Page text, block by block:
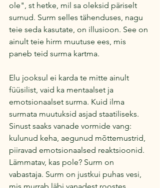
ole", st hetke, mil sa oleksid päriselt
surnud. Surm selles tähenduses, nagu
teie seda kasutate, on illusioon. See on
ainult teie hirm muutuse ees, mis
paneb teid surma kartma.
Elu jooksul ei karda te mitte ainult
füüsilist, vaid ka mentaalset ja
emotsionaalset surma. Kuid ilma
surmata muutuksid asjad staatiliseks.
Sinust saaks vanade vormide vang:
kulunud keha, aegunud mõttemustrid,
piiravad emotsionaalsed reaktsioonid.
Lämmatav, kas pole? Surm on
vabastaja. Surm on justkui puhas vesi,